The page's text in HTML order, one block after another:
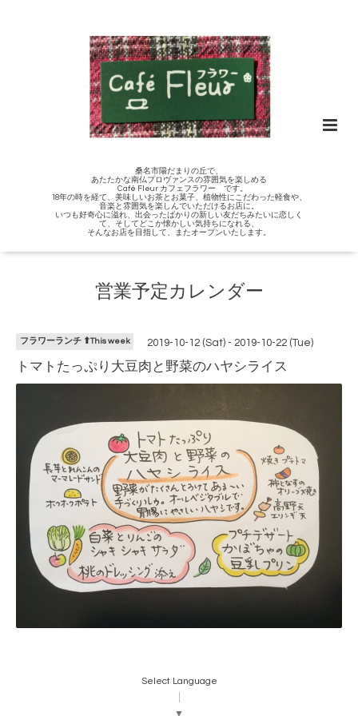
桑名市陽だまりの丘で、
あたたかな南仏プロヴァンスの雰囲気を楽しめる
Café Fleur カフェフラワー です。
18年の時を経て、美味しいお茶とお菓子、植物性にこだわった軽食や、
音楽と雰囲気を楽しんでいただけるお店に。
いつも好奇心に溢れ、出会ったばかりの新しい友だちみたいに恋しく
て、そしてどこか懐かしい気持ちになれる、
そんなお店を目指して、またオープンいたします。
営業予定カレンダー
フラワーランチ ⬆︎This week 2019-10-12 (Sat) - 2019-10-22 (Tue)
トマトたっぷり大豆肉と野菜のハヤシライス
Select Language
▼